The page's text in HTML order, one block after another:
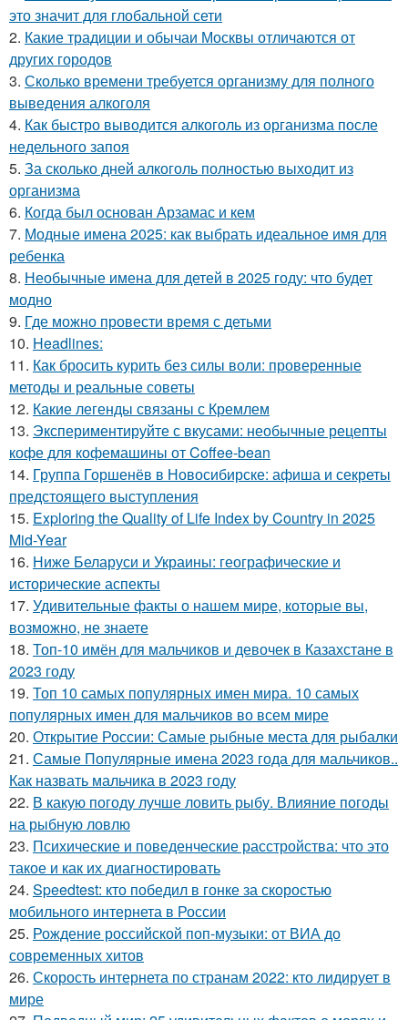
это значит для глобальной сети
2. Какие традиции и обычаи Москвы отличаются от
других городов
3. Сколько времени требуется организму для полного
выведения алкоголя
4. Как быстро выводится алкоголь из организма после
недельного запоя
5. За сколько дней алкоголь полностью выходит из
организма
6. Когда был основан Арзамас и кем
7. Модные имена 2025: как выбрать идеальное имя для
ребенка
8. Необычные имена для детей в 2025 году: что будет
модно
9. Где можно провести время с детьми
10. Headlines:
11. Как бросить курить без силы воли: проверенные
методы и реальные советы
12. Какие легенды связаны с Кремлем
13. Экспериментируйте с вкусами: необычные рецепты
кофе для кофемашины от Coffee-bean
14. Группа Горшенёв в Новосибирске: афиша и секреты
предстоящего выступления
15. Exploring the Quality of Life Index by Country in 2025
Mid-Year
16. Ниже Беларуси и Украины: географические и
исторические аспекты
17. Удивительные факты о нашем мире, которые вы,
возможно, не знаете
18. Топ-10 имён для мальчиков и девочек в Казахстане в
2023 году
19. Топ 10 самых популярных имен мира. 10 самых
популярных имен для мальчиков во всем мире
20. Открытие России: Самые рыбные места для рыбалки
21. Самые Популярные имена 2023 года для мальчиков..
Как назвать мальчика в 2023 году
22. В какую погоду лучше ловить рыбу. Влияние погоды
на рыбную ловлю
23. Психические и поведенческие расстройства: что это
такое и как их диагностировать
24. Speedtest: кто победил в гонке за скоростью
мобильного интернета в России
25. Рождение российской поп-музыки: от ВИА до
современных хитов
26. Скорость интернета по странам 2022: кто лидирует в
мире